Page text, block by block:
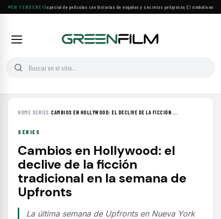
EN TENDENCIA
Lifetime estrena especial de películas con historias de engaños y secretos peligrosos·El simbolismo de
HOME› SERIES ›CAMBIOS EN HOLLYWOOD: EL DECLIVE DE LA FICCIÓN ...
SERIES
Cambios en Hollywood: el
declive de la ficción
tradicional en la semana de
Upfronts
La última semana de Upfronts en Nueva York